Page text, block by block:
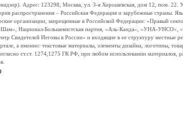
Адрес: 123298, Москва, ул. 3-я Хорошевская, дом 12, пом.
распространения – Российская Федерация и зарубежные страны.
организации, запрещенные в Российской Федерации: «Правый
Национал-Большевистская партия, «Аль-Каида», «УНА-УНСО»,
Свидетелей Иеговы в России» и входящие в ее структуру местные
а именно: текстовые материалы, элементы дизайна, логотипы,
ст.ст. 1274,1275 ГК РФ, при любом использовании материалов,